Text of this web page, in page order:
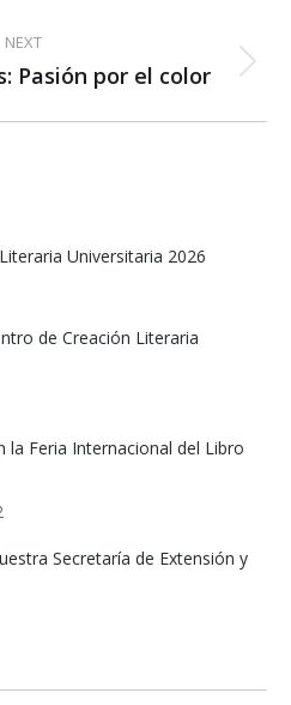
NEXT
Next
Pasión por el color
Universitaria 2026
de Creación Literaria
la Feria Internacional del Libro
Secretaría de Extensión y